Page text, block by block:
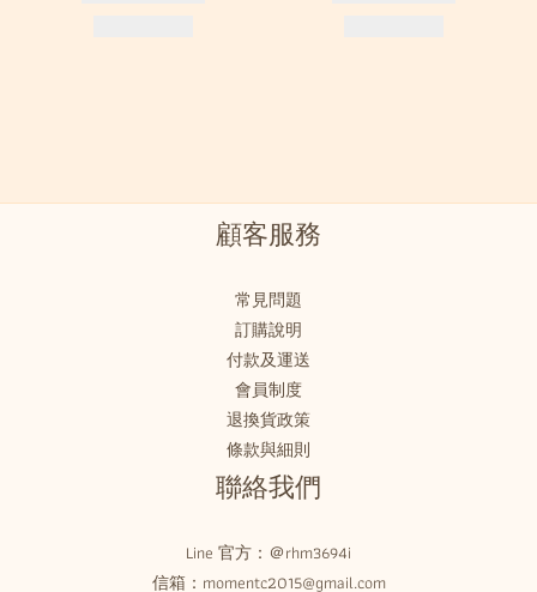
顧客服務
常見問題
訂購說明
付款及運送
會員制度
退換貨政策
條款與細則
聯絡我們
Line 官方： ＠rhm3694i
信箱：momentc2015@gmail.com